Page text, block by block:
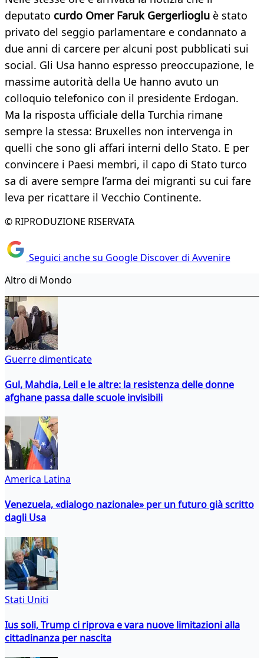
deputato curdo Omer Faruk Gergerlioglu è stato
privato del seggio parlamentare e condannato a
due anni di carcere per alcuni post pubblicati sui
social. Gli Usa hanno espresso preoccupazione, le
massime autorità della Ue hanno avuto un
colloquio telefonico con il presidente Erdogan.
Ma la risposta ufficiale della Turchia rimane
sempre la stessa: Bruxelles non intervenga in
quelli che sono gli affari interni dello Stato. E per
convincere i Paesi membri, il capo di Stato turco
sa di avere sempre l’arma dei migranti su cui fare
leva per ricattare il Vecchio Continente.
© RIPRODUZIONE RISERVATA
Seguici anche su Google Discover di Avvenire
Altro di Mondo
Guerre dimenticate
Gul, Mahdia, Leil e le altre: la resistenza delle donne
afghane passa dalle scuole invisibili
America Latina
Venezuela, «dialogo nazionale» per un futuro già scritto
dagli Usa
Stati Uniti
Ius soli, Trump ci riprova e vara nuove limitazioni alla
cittadinanza per nascita